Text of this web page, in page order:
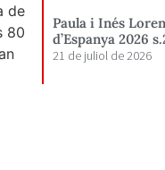
de
80
Paula i Inés
d’Espanya 2026
21 de juliol de 2026